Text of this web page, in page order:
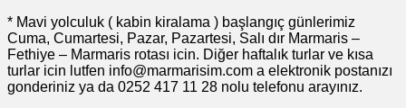
* Mavi yolculuk ( kabin kiralama ) başlangıç günlerimiz
Cuma, Cumartesi, Pazar, Pazartesi, Salı dır Marmaris –
Fethiye – Marmaris rotası icin. Diğer haftalık turlar ve kısa
turlar icin lutfen info@marmarisim.com a elektronik postanızı
gonderiniz ya da 0252 417 11 28 nolu telefonu arayınız.